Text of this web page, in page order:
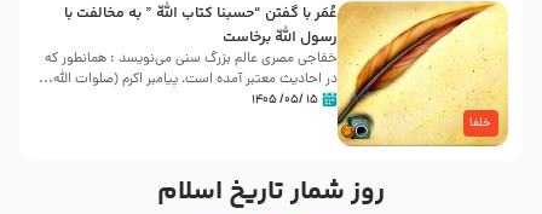
خلفا
عُمَر با گفتن “حسبنا كتاب اللّه ” به مخالفت با
رسول اللّه برخاست
خفاجی مصری عالم بزرگ سنی می‌نویسد : همانطور که
در احادیث معتبر آمده است، پیامبر اکرم (صلوات اللّه...
۱۵ /۰۵/ ۱۴۰۵
روز شمار تاریخ اسلام